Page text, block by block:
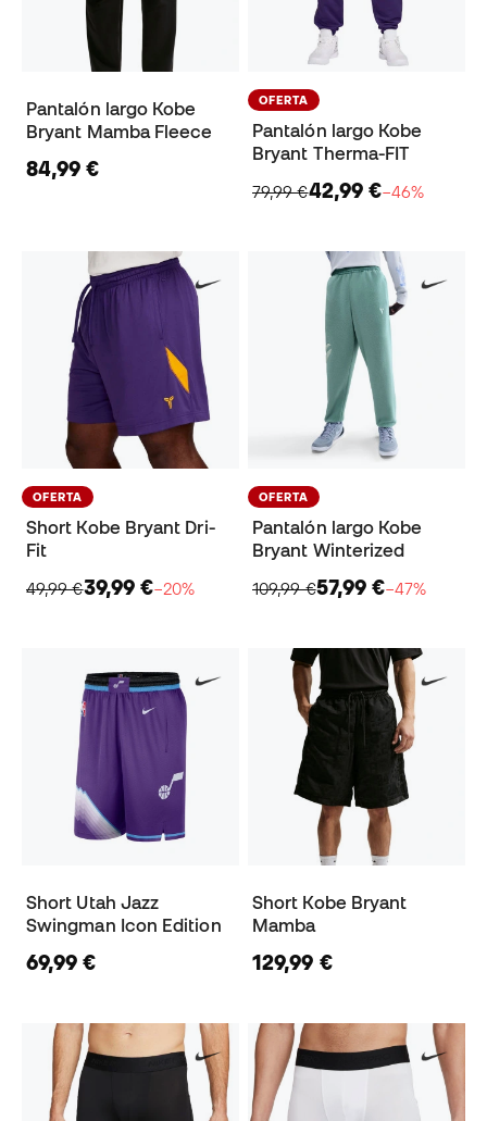
Pantalón largo Kobe
Bryant Mamba Fleece
84,99 €
OFERTA
Pantalón largo Kobe
Bryant Therma-FIT
79,99 €42,99 €−46%
OFERTA
Short Kobe Bryant Dri-
Fit
49,99 €39,99 €−20%
OFERTA
Pantalón largo Kobe
Bryant Winterized
109,99 €57,99 €−47%
Short Utah Jazz
Swingman Icon Edition
69,99 €
Short Kobe Bryant
Mamba
129,99 €